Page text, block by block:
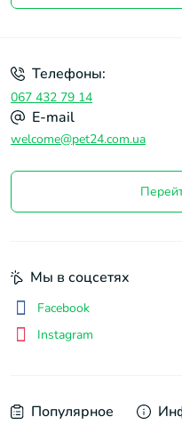
Телефоны:
067 432 79 14
E-mail
welcome@pet24.com.ua
Популярное
Мы в соцсетях
Facebook
Instagram